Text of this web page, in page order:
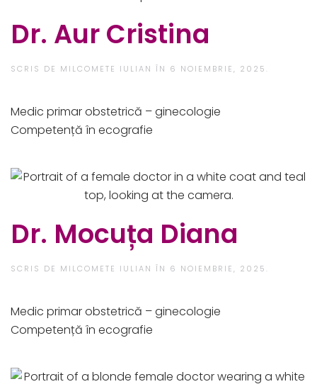
Dr. Aur Cristina
SCRIS DE MILCOMETE IULIAN ÎN 6 NOIEMBRIE, 2025
Medic primar obstetrică – ginecologie​
Competență în ecografie
Dr. Mocuța Diana
SCRIS DE MILCOMETE IULIAN ÎN 6 NOIEMBRIE, 2025
Medic primar obstetrică – ginecologie​
Competență în ecografie